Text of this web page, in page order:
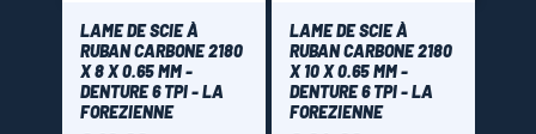
LAME DE SCIE À
RUBAN CARBONE 2180
X 8 X 0.65 MM -
DENTURE 6 TPI - LA
FOREZIENNE
LAME DE SCIE À
RUBAN CARBONE 2180
X 10 X 0.65 MM -
DENTURE 6 TPI - LA
FOREZIENNE